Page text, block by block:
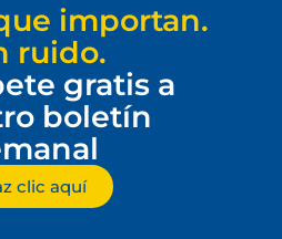
importan.
ruido.
gratis a
boletín
clic aquí